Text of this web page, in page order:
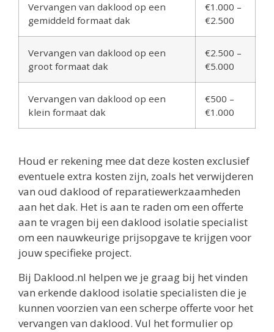
Vervangen van daklood op een
gemiddeld formaat dak
€1.000 –
€2.500
Vervangen van daklood op een
groot formaat dak
€2.500 –
€5.000
Vervangen van daklood op een
klein formaat dak
€500 –
€1.000
Houd er rekening mee dat deze kosten exclusief
eventuele extra kosten zijn, zoals het verwijderen
van oud daklood of reparatiewerkzaamheden
aan het dak. Het is aan te raden om een offerte
aan te vragen bij een daklood isolatie specialist
om een nauwkeurige prijsopgave te krijgen voor
jouw specifieke project.
Bij Daklood.nl helpen we je graag bij het vinden
van erkende daklood isolatie specialisten die je
kunnen voorzien van een scherpe offerte voor het
vervangen van daklood. Vul het formulier op